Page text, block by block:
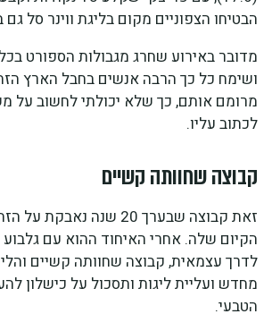
הבטיחו הצפוניים מקום בליגת ווינר סל
מדובר באירוע שחרג מגבולות הספורט
ושימח כל כך הרבה אנשים בחבל הארץ
מרומם אותם, כך שלא יכולתי לחשוב על
לכתוב עליו.
קבוצה שחוותה קשיים
זאת קבוצה שבערך 20 שנה
הקיום שלה. אחרי האיחוד ההוא עם
לדרך עצמאית, קבוצה שחוותה קשיים
מחדש ועליית ליגות ותסכול על כישלון
הטבעי.